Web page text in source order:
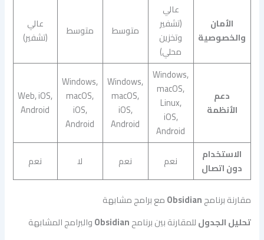
الأمان
والخصوصية
عالي
(تشفير
وتخزين
محلي)
متوسط متوسط
عالي
(تشفير)
دعم
الأنظمة
Windows,
macOS,
Linux,
iOS,
Android
Windows,
macOS,
iOS,
Android
Windows,
macOS,
iOS,
Android
Web, iOS,
Android
الاستخدام
دون اتصال
نعم نعم لا نعم
مقارنة برنامجObsidianمع برامج مشابهة
تحليل الجدولللمقارنة بين برنامحObsidianوالبرامج المشابهة